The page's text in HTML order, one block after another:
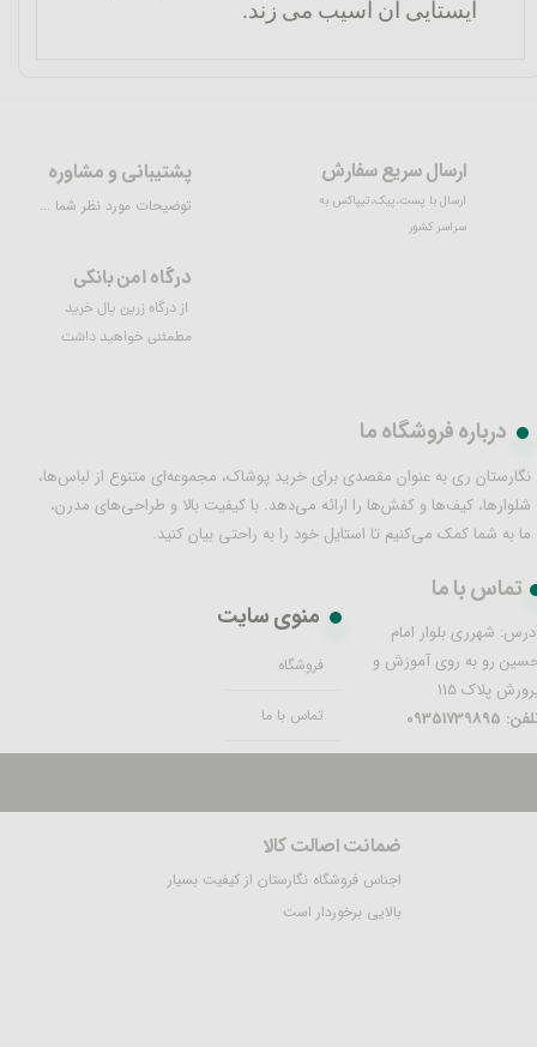
ایستایی آن آسیب می زند.
ضمانت اصالت کالا
اجناس فروشگاه نگارستان از کیفیت بسیار
بالایی برخوردار است
ارسال سریع سفارش
ارسال با پست،پیک،تیپاکس به
سراسر کشور
درگاه امن بانکی
از درگاه زرین پال خرید
مطمئنی خواهید داشت
پشتیبانی و مشاوره
توضیحات مورد نظر شما ...
درباره فروشگاه ما
نگارستان ری به عنوان مقصدی برای خرید پوشاک، مجموعه‌ای متنوع از لباس‌ها،
شلوارها، کیف‌ها و کفش‌ها را ارائه می‌دهد. با کیفیت بالا و طراحی‌های مدرن،
ما به شما کمک می‌کنیم تا استایل خود را به راحتی بیان کنید.
تماس با ما
شهرری بلوار امام
رو به روی آموزش و
پلاک 115
09351739895
منوی سایت
فروشگاه
تماس با ما